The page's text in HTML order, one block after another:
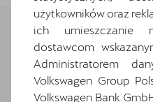
Wybierz
bezpłatnie
użytkowników oraz
ich umieszczanie
dostawcom
Administratorem
Volkswagen Group
Volkswagen Bank